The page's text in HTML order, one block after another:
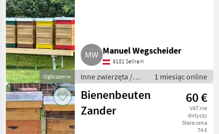
Ogłoszenie
Manuel Wegscheider
6181 Sellrain
Inne zwierzęta /
Pszczoły i
pszczelarstwo
1 miesiąc online
Bienenbeuten
Zander
60 €
VAT nie
dotyczy
Stara cena
74 €